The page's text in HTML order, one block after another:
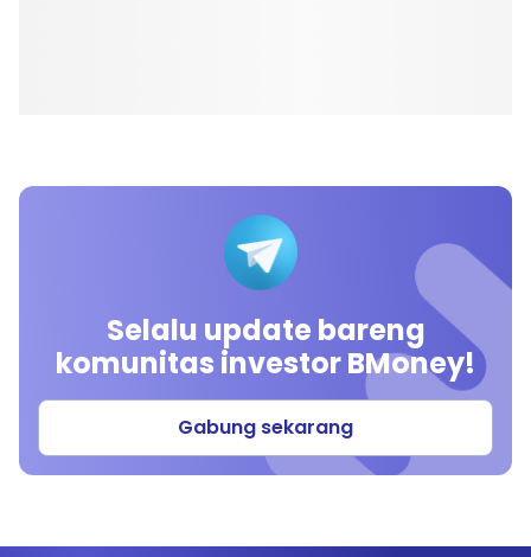
Selalu update bareng
komunitas investor BMoney!
Gabung sekarang